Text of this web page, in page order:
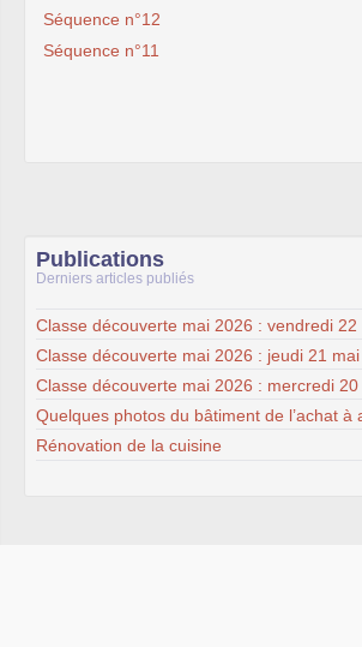
Séquence n°12
Séquence n°11
Publications
Derniers articles publiés
Classe découverte mai 2026 : vendredi 22
Classe découverte mai 2026 : jeudi 21 mai
Classe découverte mai 2026 : mercredi 20
Quelques photos du bâtiment de l’achat à
Rénovation de la cuisine